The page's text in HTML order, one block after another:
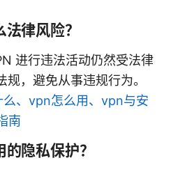
律风险？
进行违法活动仍然受法律
，避免从事违规行为。
、vpn怎么用、vpn与安
南
隐私保护？